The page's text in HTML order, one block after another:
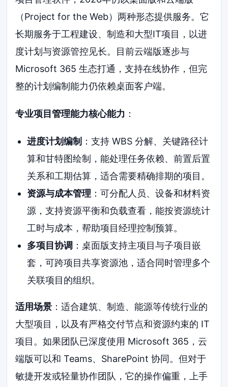
（Project for the Web）两种形态提供服务。它
长期服务于工程建设、制造和大型IT项目，以进
度计划与资源管控见长。目前云端版逐步与
Microsoft 365 生态打通，支持在线协作，但完
整的计划编制能力仍依赖桌面客户端。
专业项目管理能力核心能力 ：
进度计划编制 ：支持 WBS 分解、关键路径计
算和甘特图绘制，能处理任务依赖、前置后置
关系和工期估算，适合需要精确排期的项目。
资源与成本管理 ：可分配人员、设备和材料资
源，支持资源平衡和负载查看，能按资源统计
工时与成本，帮助项目经理控制预算。
多项目协调 ：桌面版支持主项目与子项目嵌
套，可跨项目共享资源池，适合同时管理多个
关联项目的组织。
适用场景 ：适合建筑、制造、能源等传统行业的
大型项目，以及有严格交付节点和资源约束的 IT
项目。如果团队已深度使用 Microsoft 365，云
端版可以和 Teams、SharePoint 协同。但对于
敏捷开发或轻量协作团队，它的操作偏重，上手